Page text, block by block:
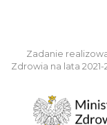
Zadanie
Zdrowia na lata